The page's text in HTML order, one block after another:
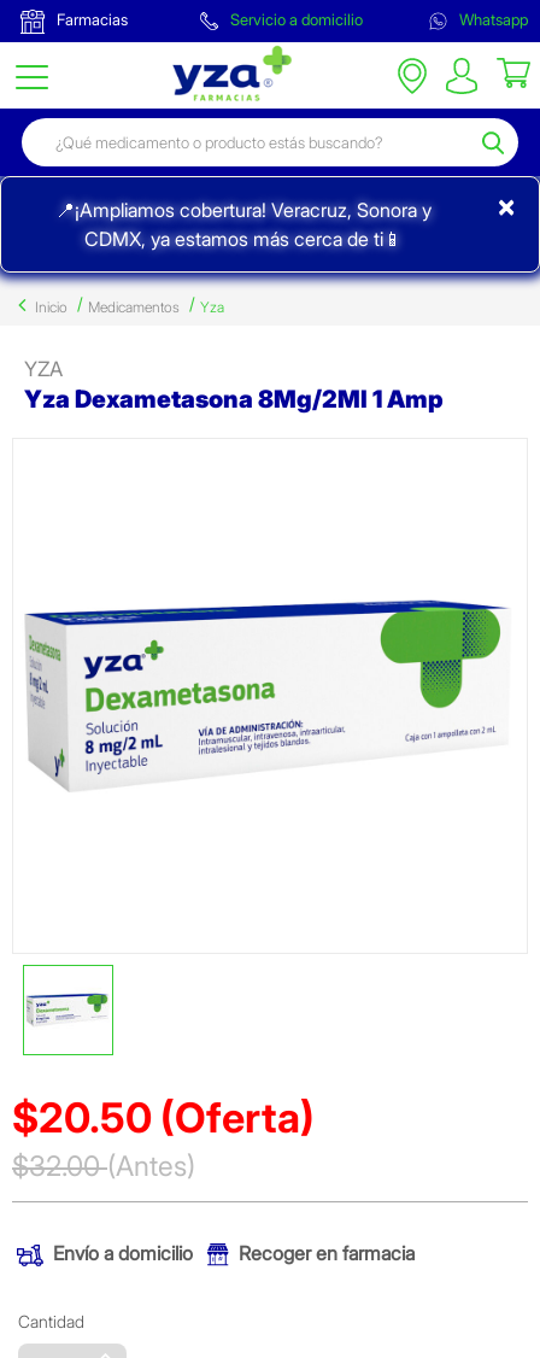
Farmacias Servicio a domicilio Whatsapp
📍¡Ampliamos cobertura! Veracruz, Sonora y
CDMX, ya estamos más cerca de ti📱
×
Inicio Medicamentos Yza
YZA
Yza Dexametasona 8Mg/2Ml 1 Amp
$20.50 (Oferta)
Precio reducido de
$32.00(Antes)
Envío a domicilio Recoger en farmacia
Cantidad